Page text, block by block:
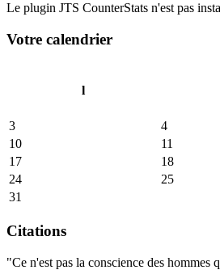
Le plugin JTS CounterStats n'est pas
Votre calendrier
l
3
4
10
11
17
18
24
25
31
Citations
"Ce n'est pas la conscience des